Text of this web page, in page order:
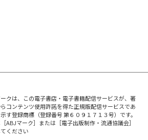
クは、この電子書店・電子書籍配信サービスが、著
コンテンツ使用許諾を得た正規版配信サービスであ
す登録商標（登録番号 第６０９１７１３号）です。
ABJマーク］または［電子出版制作・流通協議会］
ください